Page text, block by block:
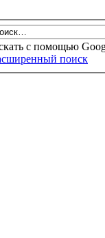
с помощью
поиск